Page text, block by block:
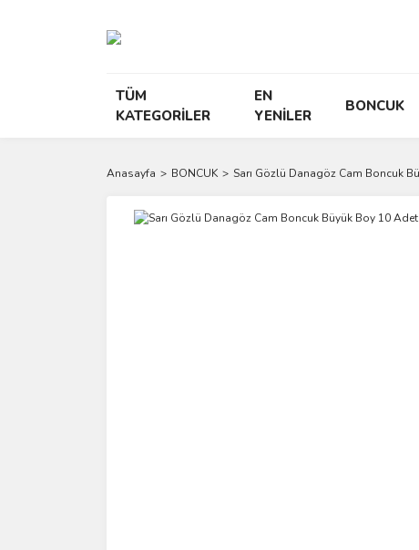
TÜM
KATEGORİLER
EN
YENİLER
BONCUK
Anasayfa BONCUK Sarı Gözlü Danagöz Cam Boncuk